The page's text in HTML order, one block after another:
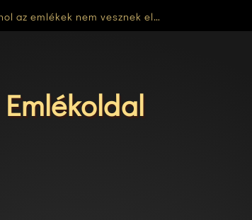
az emlékek nem vesznek el…
Emlékoldal